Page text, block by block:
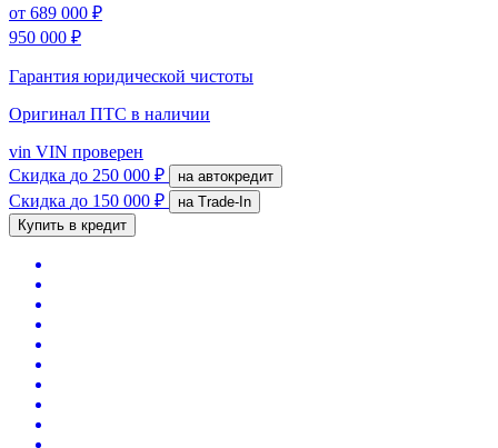
от 689 000 ₽
950 000 ₽
Гарантия юридической чистоты
Оригинал ПТС в наличии
vin VIN проверен
Скидка до 250 000 ₽ на автокредит
Скидка до 150 000 ₽
на Trade-In
Купить в кредит